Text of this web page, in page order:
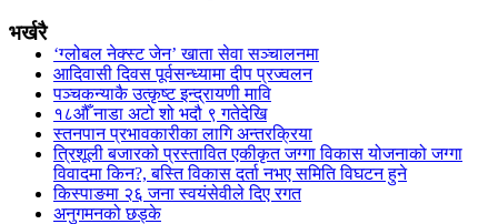
भर्खरै
‘ग्लोबल नेक्स्ट जेन’ खाता सेवा सञ्चालनमा
आदिवासी दिवस पूर्वसन्ध्यामा दीप प्रज्वलन
पञ्चकन्याकै उत्कृष्ट इन्द्रायणी मावि
१८औँ नाडा अटो शो भदौ ९ गतेदेखि
स्तनपान प्रभावकारीका लागि अन्तरक्रिया
त्रिशूली बजारको प्रस्तावित एकीकृत जग्गा विकास योजनाको जग्गा
विवादमा किन?, बस्ति विकास दर्ता नभए समिति विघटन हुने
किस्पाङमा २६ जना स्वयंसेवीले दिए रगत
अनुगमनको छड्के